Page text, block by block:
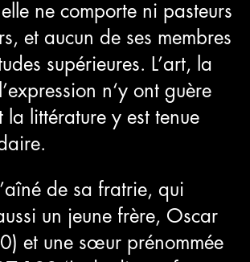
ne comporte ni pasteurs
et aucun de ses membres
supérieures. L’art, la
n‘y ont guère
la littérature y est tenue
de sa fratrie, qui
un jeune frère, Oscar
et une sœur prénommée